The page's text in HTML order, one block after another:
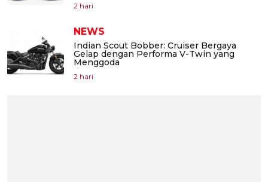
2 hari
NEWS
Indian Scout Bobber: Cruiser Bergaya
Gelap dengan Performa V-Twin yang
Menggoda
2 hari